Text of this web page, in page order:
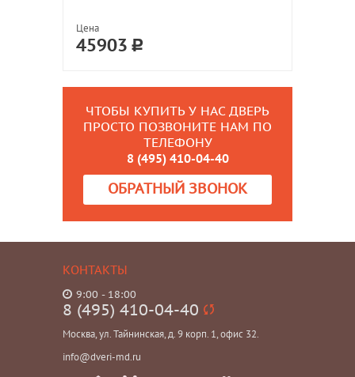
Цена
45903
ЧТОБЫ КУПИТЬ У НАС ДВЕРЬ
ПРОСТО ПОЗВОНИТЕ НАМ ПО
ТЕЛЕФОНУ
8 (495) 410-04-40
ОБРАТНЫЙ ЗВОНОК
КОНТАКТЫ
9:00 - 18:00
8 (495) 410-04-40
Москва, ул. Тайнинская, д. 9 корп. 1, офис 32.
info@dveri-md.ru